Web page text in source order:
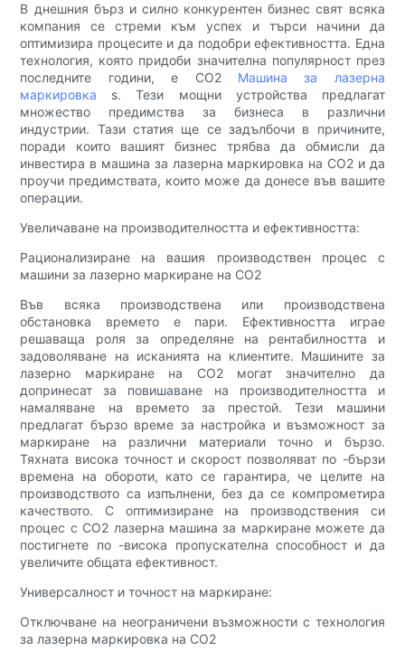
В днешния бърз и силно конкурентен бизнес свят всяка
компания се стреми към успех и търси начини да
оптимизира процесите и да подобри ефективността. Една
технология, която придоби значителна популярност през
последните години, е CO2 Машина за лазерна
маркировка s. Тези мощни устройства предлагат
множество предимства за бизнеса в различни
индустрии. Тази статия ще се задълбочи в причините,
поради които вашият бизнес трябва да обмисли да
инвестира в машина за лазерна маркировка на CO2 и да
проучи предимствата, които може да донесе във вашите
операции.
Увеличаване на производителността и ефективността:
Рационализиране на вашия производствен процес с
машини за лазерно маркиране на CO2
Във всяка производствена или производствена
обстановка времето е пари. Ефективността играе
решаваща роля за определяне на рентабилността и
задоволяване на исканията на клиентите. Машините за
лазерно маркиране на CO2 могат значително да
допринесат за повишаване на производителността и
намаляване на времето за престой. Тези машини
предлагат бързо време за настройка и възможност за
маркиране на различни материали точно и бързо.
Тяхната висока точност и скорост позволяват по -бързи
времена на обороти, като се гарантира, че целите на
производството са изпълнени, без да се компрометира
качеството. С оптимизиране на производствения си
процес с CO2 лазерна машина за маркиране можете да
постигнете по -висока пропускателна способност и да
увеличите общата ефективност.
Универсалност и точност на маркиране:
Отключване на неограничени възможности с технология
за лазерна маркировка на CO2